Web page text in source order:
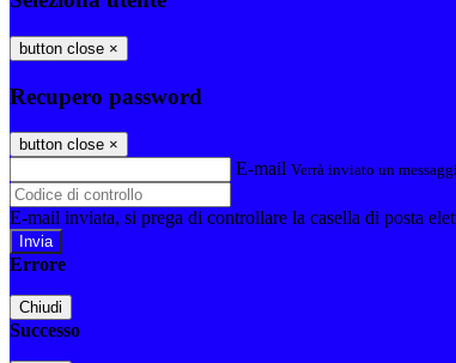
button close ×
Recupero password
button close ×
E-mail Verrà inviato un
E-mail inviata, si prega di controllare la casella di posta
Errore
Chiudi
Successo